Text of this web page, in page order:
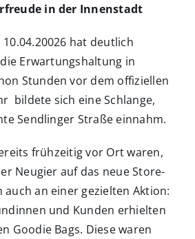
in der Innenstadt
hat deutlich
Erwartungshaltung in
Stunden vor dem offiziellen
bildete sich eine Schlange,
Sendlinger Straße einnahm.
frühzeitig vor Ort waren,
Neugier auf das neue Store-
auch an einer gezielten Aktion:
und Kunden erhielten
Goodie Bags. Diese waren